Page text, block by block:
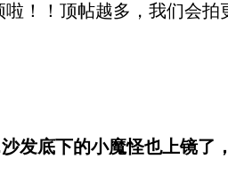
！！顶帖越多，我们会拍
沙发底下的小魔怪也上镜了